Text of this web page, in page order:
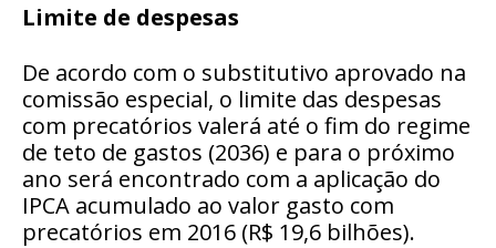
Limite de despesas
De acordo com o substitutivo aprovado na
comissão especial, o limite das despesas
com precatórios valerá até o fim do regime
de teto de gastos (2036) e para o próximo
ano será encontrado com a aplicação do
IPCA acumulado ao valor gasto com
precatórios em 2016 (R$ 19,6 bilhões).